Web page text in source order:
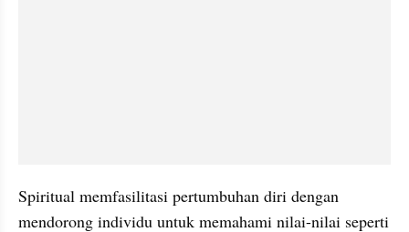
Spiritual memfasilitasi pertumbuhan diri dengan
mendorong individu untuk memahami nilai-nilai seperti